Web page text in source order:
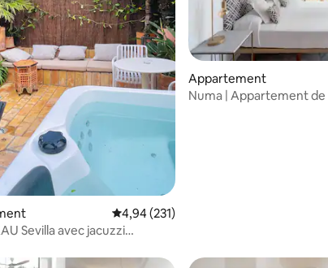
base de 688 commentaires : 4,96 sur 5
Évaluation moyenne sur la base de
4,94 (231)
Sevilla avec jacuzzi
Appartement
Numa | Appartement de